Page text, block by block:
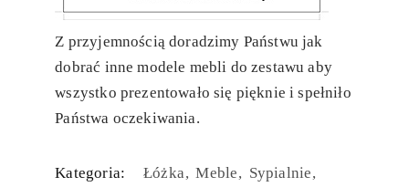
Z przyjemnością doradzimy Państwu jak
dobrać inne modele mebli do zestawu aby
wszystko prezentowało się pięknie i spełniło
Państwa oczekiwania.
Kategoria: Łóżka Meble Sypialnie